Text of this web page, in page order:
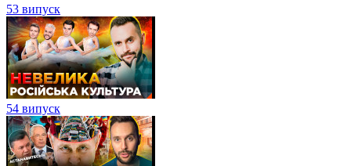
53 випуск
54 випуск